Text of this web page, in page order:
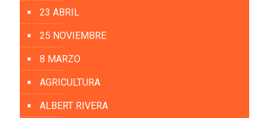
23 ABRIL
25 NOVIEMBRE
8 MARZO
AGRICULTURA
ALBERT RIVERA